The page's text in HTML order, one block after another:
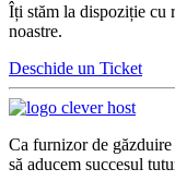
Îți stăm la dispoziție cu
noastre.
Deschide un Ticket
Ca furnizor de
să aducem succesul